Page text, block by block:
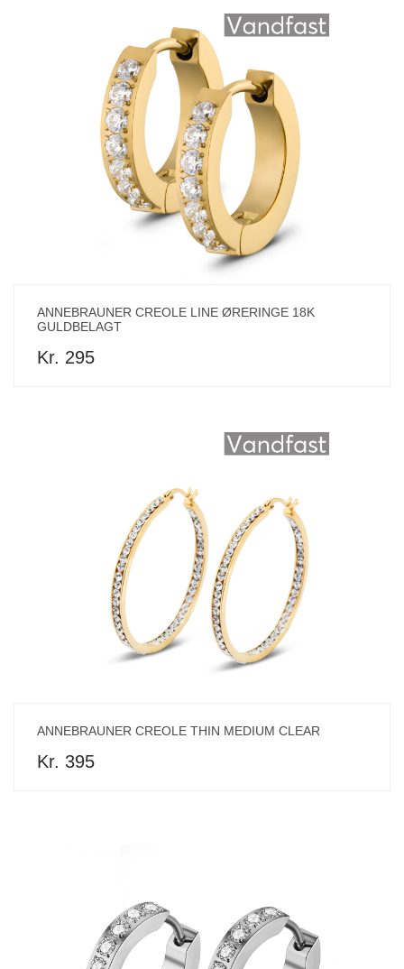
ANNEBRAUNER CREOLE LINE ØRERINGE 18K
GULDBELAGT
Kr. 295
ANNEBRAUNER CREOLE THIN MEDIUM CLEAR
Kr. 395